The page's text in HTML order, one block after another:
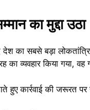
का मुद्दा उठा
का सबसे बड़ा
का व्यवहार किया गया,
हुए कार्रवाई की जरूरत पर